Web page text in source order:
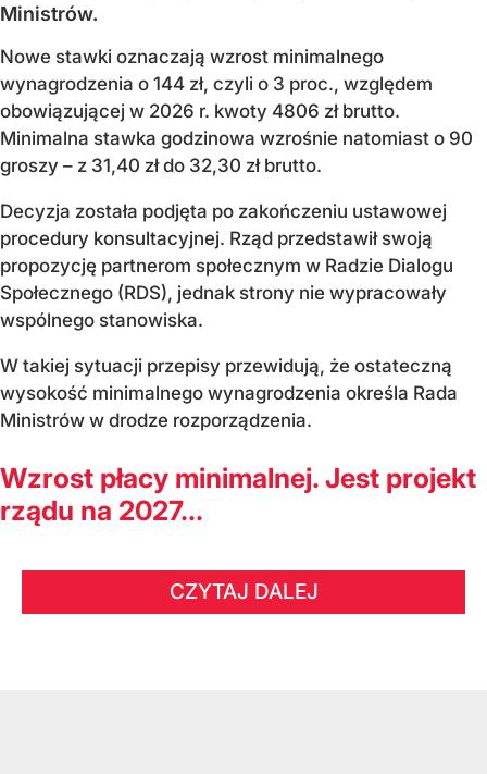
Ministrów.
Nowe stawki oznaczają wzrost minimalnego
wynagrodzenia o 144 zł, czyli o 3 proc., względem
obowiązującej w 2026 r. kwoty 4806 zł brutto.
Minimalna stawka godzinowa wzrośnie natomiast o 90
groszy – z 31,40 zł do 32,30 zł brutto.
Decyzja została podjęta po zakończeniu ustawowej
procedury konsultacyjnej. Rząd przedstawił swoją
propozycję partnerom społecznym w Radzie Dialogu
Społecznego (RDS), jednak strony nie wypracowały
wspólnego stanowiska.
W takiej sytuacji przepisy przewidują, że ostateczną
wysokość minimalnego wynagrodzenia określa Rada
Ministrów w drodze rozporządzenia.
Wzrost płacy minimalnej. Jest projekt
rządu na 2027...
CZYTAJ DALEJ